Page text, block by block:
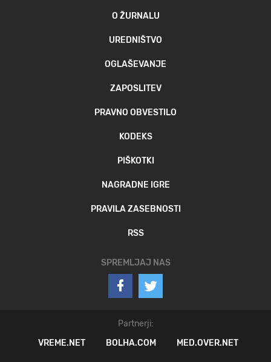
O ŽURNALU
UREDNIŠTVO
OGLAŠEVANJE
ZAPOSLITEV
PRAVNO OBVESTILO
KODEKS
PIŠKOTKI
NAGRADNE IGRE
PRAVILA ZASEBNOSTI
RSS
SPREMLJAJ NAS
Partnerji:
VREME.NET
BOLHA.COM MED.OVER.NET